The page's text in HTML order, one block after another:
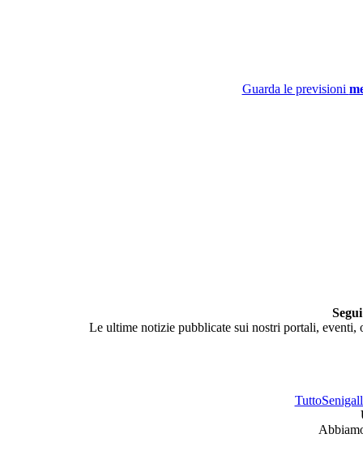
Guarda le previsioni
Le ultime notizie pubblicate sui nostri portali,